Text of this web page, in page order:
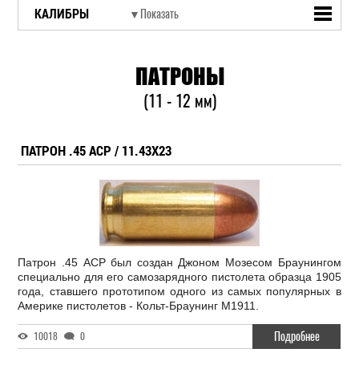
КАЛИБРЫ
ПАТРОНЫ
(11 - 12 мм)
ПАТРОН .45 ACP / 11.43X23
Патрон .45 ACP был создан Джоном Мозесом Браунингом
специально для его самозарядного пистолета образца 1905
года, ставшего прототипом одного из самых популярных в
Америке пистолетов - Кольт-Браунинг М1911.
10018 0 Подробнее